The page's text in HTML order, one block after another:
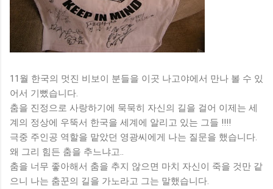
11월 한국의 멋진 비보이 분들을 이곳 나고야에서 만나 볼 수 있
어서 기뻤습니다.
춤을 진정으로 사랑하기에 묵묵히 자신의 길을 걸어 이제는 세
계의 정상에 우뚝서 한국을 세계에 알리고 있는 그들 !!!!
극중 주인공 역할을 맡았던 영광씨에게 나는 질문을 했습니다.
왜 그리 힘든 춤을 추느냐고..
춤을 너무 좋아해서 춤을 추지 않으면 마치 자신이 죽을 것만 같
으니 나는 춤꾼의 길을 가노라고 그는 말했습니다.